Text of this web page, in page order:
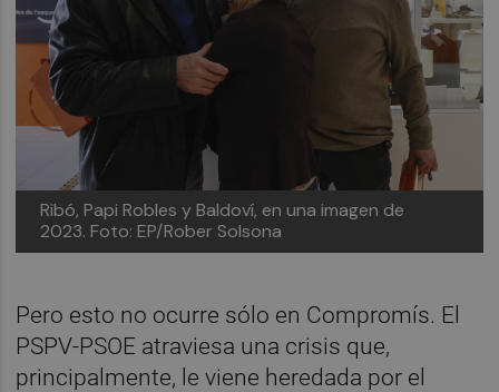
Ribó, Papi Robles y Baldoví, en una imagen de
2023. Foto: EP/Rober Solsona
Pero esto no ocurre sólo en Compromís. El
PSPV-PSOE atraviesa una crisis que,
principalmente, le viene heredada por el